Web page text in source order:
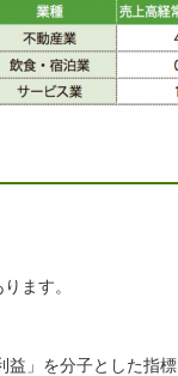
ます。
益」を分子とした指標